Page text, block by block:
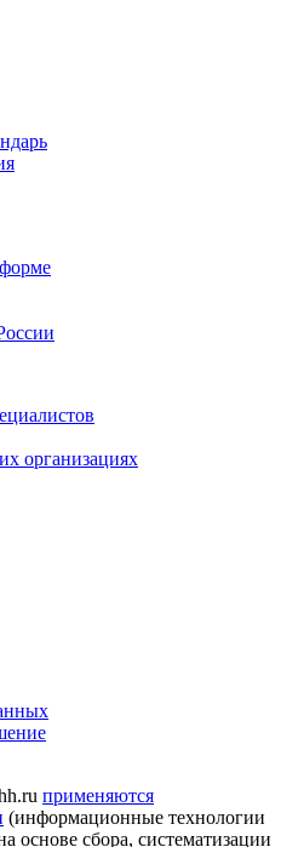
организациях
применяются
(информационные технологии
основе сбора, систематизации